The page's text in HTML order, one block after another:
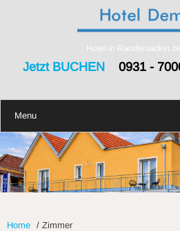
Hotel in Randersacker
Jetzt BUCHEN0931 -
Menu
Home / Zimmer